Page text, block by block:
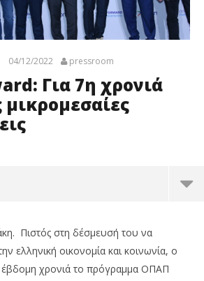
04/12/2022 pressroom
Για 7η χρονιά
μικρομεσαίες
Πιστός στη δέσμευσή του να
ελληνική οικονομία και κοινωνία, ο
χρονιά το πρόγραμμα ΟΠΑΠ